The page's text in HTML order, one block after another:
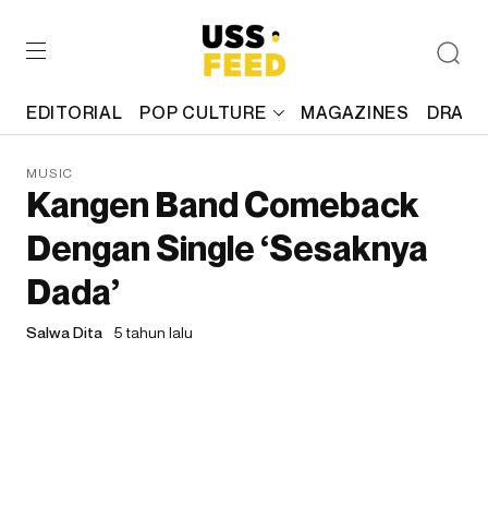
EDITORIAL POP CULTURE MAGAZINES
MUSIC
Kangen Band Comeback
Dengan Single ‘Sesaknya
Dada’
Salwa Dita 5 tahun lalu